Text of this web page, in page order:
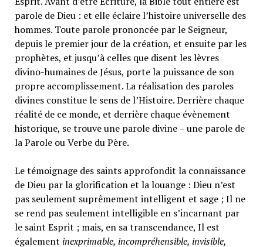
parole de Dieu : et elle éclaire l’histoire universelle des
hommes. Toute parole prononcée par le Seigneur,
depuis le premier jour de la création, et ensuite par les
prophètes, et jusqu’à celles que disent les lèvres
divino-humaines de Jésus, porte la puissance de son
propre accomplissement. La réalisation des paroles
divines constitue le sens de l’Histoire. Derrière chaque
réalité de ce monde, et derrière chaque évènement
historique, se trouve une parole divine – une parole de
la Parole ou Verbe du Père.
Le témoignage des saints approfondit la connaissance
de Dieu par la glorification et la louange : Dieu n’est
pas seulement suprêmement intelligent et sage ; Il ne
se rend pas seulement intelligible en s’incarnant par
le saint Esprit ; mais, en sa transcendance, Il est
également inexprimable, incompréhensible, invisible,